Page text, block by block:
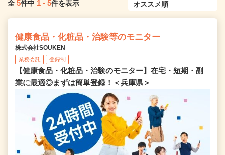
全 5件中 1 - 5件を表示
健康食品・化粧品・治験等のモニター
株式会社SOUKEN
業務委託 登録制
【健康食品・化粧品・治験のモニター】在宅・短期・副
業に最適◎まずは簡単登録！＜兵庫県＞